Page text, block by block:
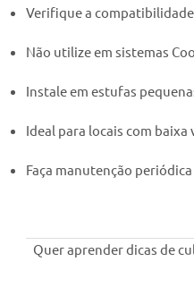
Verifique a
Não utilize em sistemas
Instale em estufas
Ideal para locais com baixa
Faça manutenção
Quer aprender dicas de